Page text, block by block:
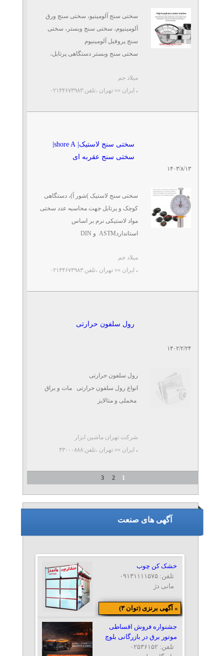
نیروسنج کششی فشاری|
نیروسنج عقربه ای
سختی سنج آلومینیو، سختی سنج ورق
آلومینیوم، سختی سنج وبستر، سختی
سنج پروفیل آلومینیوم
سختی سنج وبستر دستگاهی پرتابل،
سختی ...
میلاد جم
، ایران »» تهران ،تلفن:۰۲۱۴۴۶۷۳۹۸۳
۱۴۰۳/۸/۱۳
سختی سنج عقربه ای
سختی سنج لاستیک )شور آ)، دستگاهی
کوچک و پرتابل جهت محاسبه عدد سختی
مواد لاستیکی نرم بر اساس
استانداردASTM و DIN
دقت ...
میلاد جم
، ایران »» تهران ،تلفن:۰۲۱۴۴۶۷۳۹۸۳
۱۴۰۲/۲/۲۴
رول سلفون حرارتی
رول سلفون حرارتی
انواع رول سلفون حرارتی مات و براق
مخملی و متالایز
۲۲ و ۲۳ میکرون
شرکت تهران ماشین ابزار
، ایران »» تهران ،تلفن:۴۳۰۰۰۸۸۸
1
2
3
آگهی های صنعت
خشک کن چوب
مانی دژ
تلفن: ۰۹۱۳۱۱۱۱۵۷۵
» آگهی برنزی (توان ۳)
جشنواره فروش اقساطی
موتور برق در بازرگانی بلوچ
تلفن: ۰۲۵۳۶۱۵۲